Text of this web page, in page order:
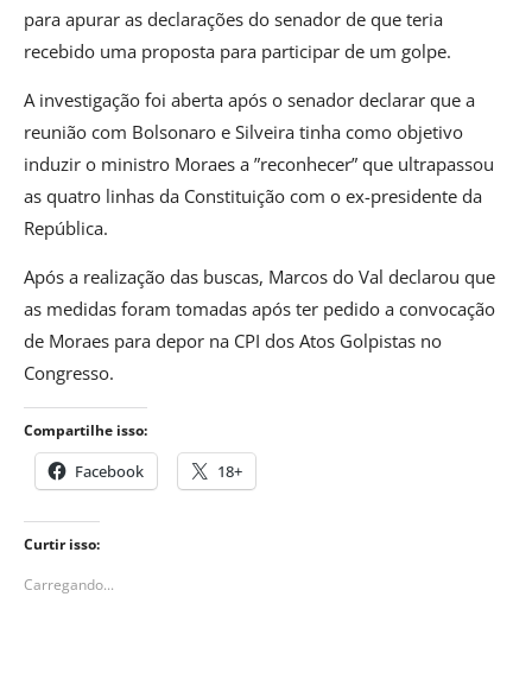
para apurar as declarações do senador de que teria
recebido uma proposta para participar de um golpe.
A investigação foi aberta após o senador declarar que a
reunião com Bolsonaro e Silveira tinha como objetivo
induzir o ministro Moraes a ”reconhecer” que ultrapassou
as quatro linhas da Constituição com o ex-presidente da
República.
Após a realização das buscas, Marcos do Val declarou que
as medidas foram tomadas após ter pedido a convocação
de Moraes para depor na CPI dos Atos Golpistas no
Congresso.
Compartilhe isso:
Facebook 18+
Curtir isso:
Carregando...